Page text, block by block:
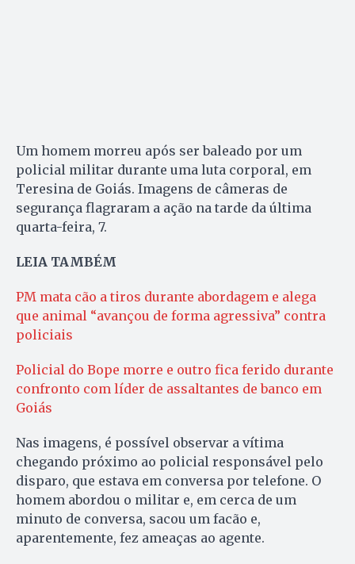
Um homem morreu após ser baleado por um
policial militar durante uma luta corporal, em
Teresina de Goiás. Imagens de câmeras de
segurança flagraram a ação na tarde da última
quarta-feira, 7.
LEIA TAMBÉM
PM mata cão a tiros durante abordagem e alega
que animal “avançou de forma agressiva” contra
policiais
Policial do Bope morre e outro fica ferido durante
confronto com líder de assaltantes de banco em
Goiás
Nas imagens, é possível observar a vítima
chegando próximo ao policial responsável pelo
disparo, que estava em conversa por telefone. O
homem abordou o militar e, em cerca de um
minuto de conversa, sacou um facão e,
aparentemente, fez ameaças ao agente.